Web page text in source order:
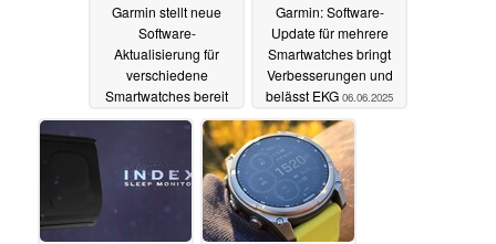
Garmin stellt neue
Software-
Aktualisierung für
verschiedene
Smartwatches bereit
07.06.2025
Garmin: Software-
Update für mehrere
Smartwatches bringt
Verbesserungen und
belässt EKG 06.06.2025